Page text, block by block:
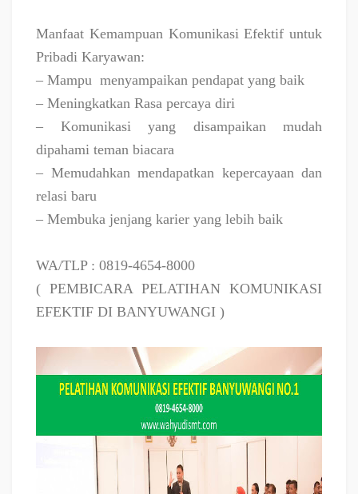
Manfaat Kemampuan Komunikasi Efektif untuk
Pribadi Karyawan:
– Mampu menyampaikan pendapat yang baik
– Meningkatkan Rasa percaya diri
– Komunikasi yang disampaikan mudah
dipahami teman biacara
– Memudahkan mendapatkan kepercayaan dan
relasi baru
– Membuka jenjang karier yang lebih baik
WA/TLP : 0819-4654-8000
( PEMBICARA PELATIHAN KOMUNIKASI
EFEKTIF DI BANYUWANGI )